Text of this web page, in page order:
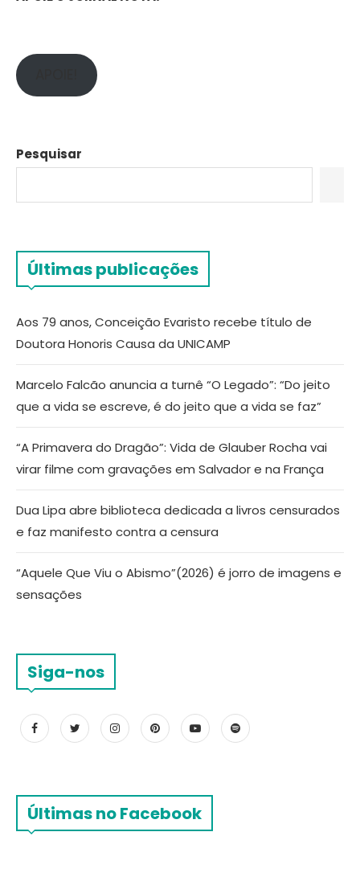
Pesquisar
Últimas publicações
Aos 79 anos, Conceição Evaristo recebe título de
Doutora Honoris Causa da UNICAMP
Marcelo Falcão anuncia a turnê “O Legado”: “Do jeito
que a vida se escreve, é do jeito que a vida se faz”
“A Primavera do Dragão”: Vida de Glauber Rocha vai
virar filme com gravações em Salvador e na França
Dua Lipa abre biblioteca dedicada a livros censurados
e faz manifesto contra a censura
“Aquele Que Viu o Abismo”(2026) é jorro de imagens e
sensações
Siga-nos
Últimas no Facebook